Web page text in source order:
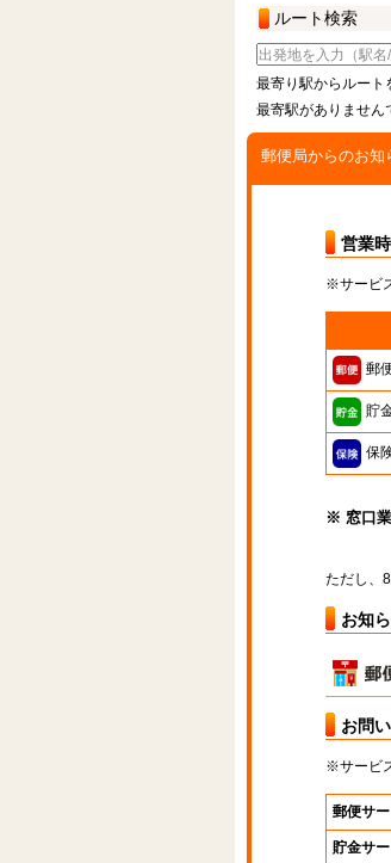
ルート検索
最寄り駅からルート
最寄駅がありません
郵便局からのお知
営業
※サービ
郵
貯
保
※ 窓口業
ただし、
お知
お問
※サービ
郵便サ
貯金サ